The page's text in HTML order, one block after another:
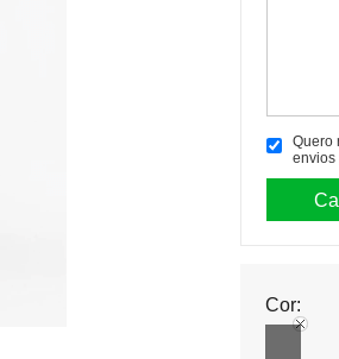
Quero
envios
Cor: